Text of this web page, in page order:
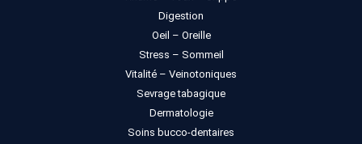
Digestion
Oeil – Oreille
Stress – Sommeil
Vitalité – Veinotoniques
Sevrage tabagique
Dermatologie
Soins bucco-dentaires